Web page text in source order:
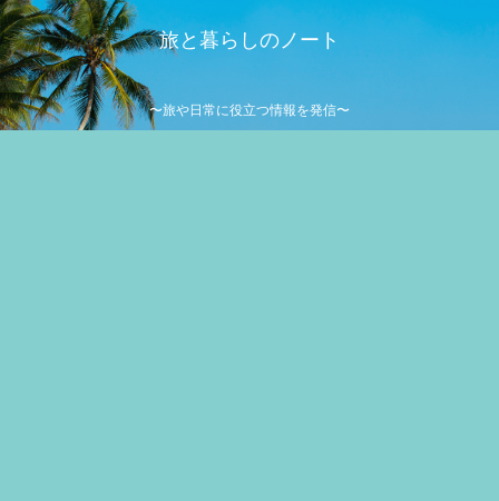
旅と暮らしのノート
〜旅や日常に役立つ情報を発信〜